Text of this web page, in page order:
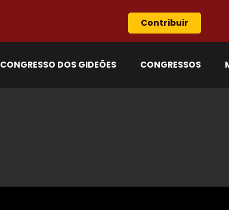
Contribuir
CONGRESSO DOS GIDEÕES CONGRESSOS